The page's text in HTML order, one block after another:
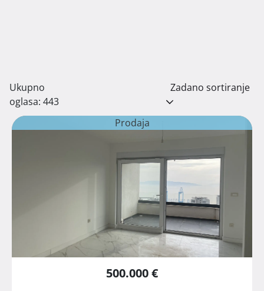
Ukupno
oglasa: 443
Zadano sortiranje
Prodaja
500.000 €